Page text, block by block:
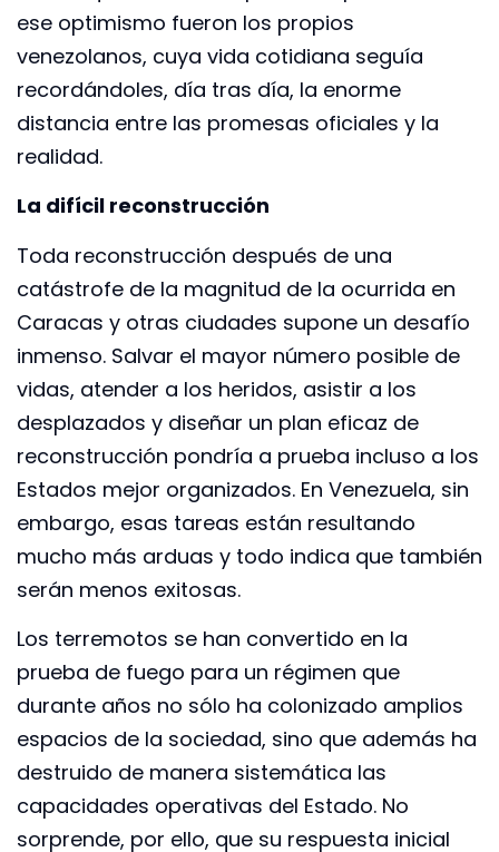
ese optimismo fueron los propios
venezolanos, cuya vida cotidiana seguía
recordándoles, día tras día, la enorme
distancia entre las promesas oficiales y la
realidad.
La difícil reconstrucción
Toda reconstrucción después de una
catástrofe de la magnitud de la ocurrida en
Caracas y otras ciudades supone un desafío
inmenso. Salvar el mayor número posible de
vidas, atender a los heridos, asistir a los
desplazados y diseñar un plan eficaz de
reconstrucción pondría a prueba incluso a los
Estados mejor organizados. En Venezuela, sin
embargo, esas tareas están resultando
mucho más arduas y todo indica que también
serán menos exitosas.
Los terremotos se han convertido en la
prueba de fuego para un régimen que
durante años no sólo ha colonizado amplios
espacios de la sociedad, sino que además ha
destruido de manera sistemática las
capacidades operativas del Estado. No
sorprende, por ello, que su respuesta inicial